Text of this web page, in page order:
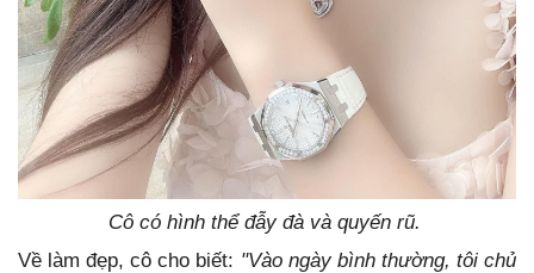
Cô có hình thể đẫy đà và quyến rũ.
Về làm đẹp, cô cho biết: "Vào ngày bình thường, tôi chủ